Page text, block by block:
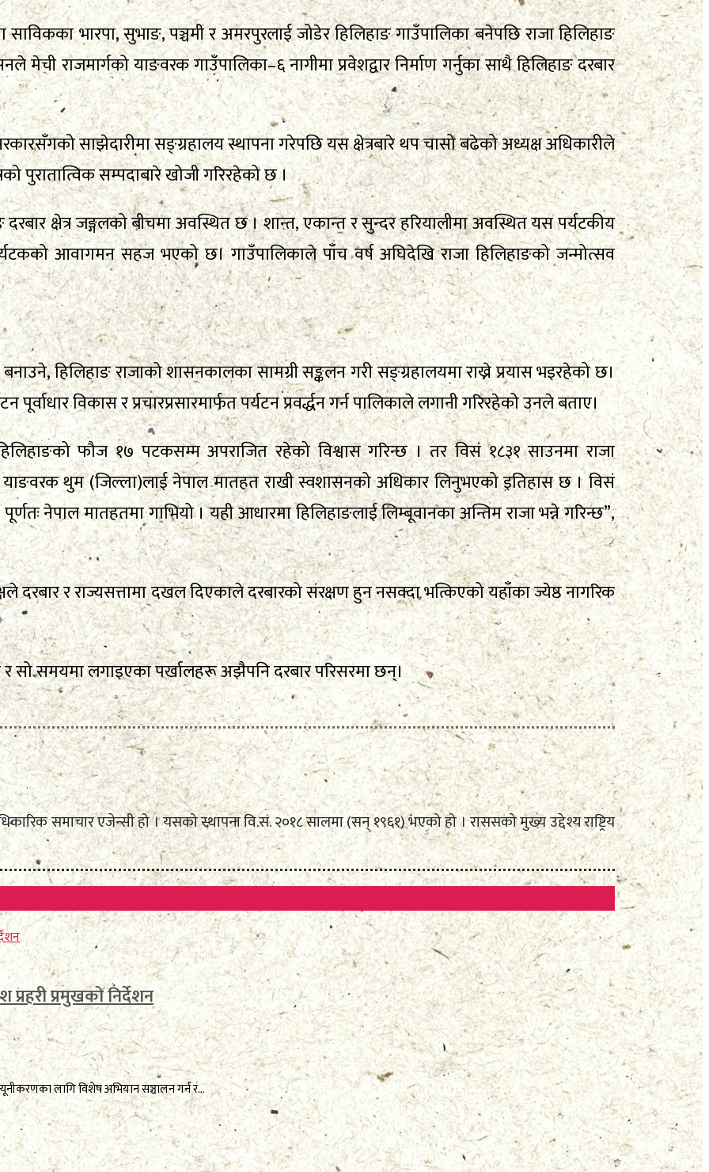
भारपा, सुभाङ, पञ्चमी र अमरपुरलाई जोडेर हिलिहाङ गाउँपालिका बनेपछि राजा हिलिहाङ
राजमार्गको याङवरक गाउँपालिका–६ नागीमा प्रवेशद्वार निर्माण गर्नुका साथै हिलिहाङ दरबार
साझेदारीमा सङ्ग्रहालय स्थापना गरेपछि यस क्षेत्रबारे थप चासो बढेको अध्यक्ष अधिकारीले
पुरातात्विक सम्पदाबारे खोजी गरिरहेको छ ।
क्षेत्र जङ्गलको बीचमा अवस्थित छ । शान्त, एकान्त र सुन्दर हरियालीमा अवस्थित यस पर्यटकीय
आवागमन सहज भएको छ। गाउँपालिकाले पाँच वर्ष अघिदेखि राजा हिलिहाङको जन्मोत्सव
हिलिहाङ राजाको शासनकालका सामग्री सङ्कलन गरी सङ्ग्रहालयमा राख्ने प्रयास भइरहेको छ।
पूर्वाधार विकास र प्रचारप्रसारमार्फत पर्यटन प्रवर्द्धन गर्न पालिकाले लगानी गरिरहेको उनले बताए।
फौज १७ पटकसम्म अपराजित रहेको विश्वास गरिन्छ । तर विसं १८३१ साउनमा राजा
थुम (जिल्ला)लाई नेपाल मातहत राखी स्वशासनको अधिकार लिनुभएको इतिहास छ । विसं
नेपाल मातहतमा गाभियो । यही आधारमा हिलिहाङलाई लिम्बूवानका अन्तिम राजा भन्ने गरिन्छ”,
दरबार र राज्यसत्तामा दखल दिएकाले दरबारको संरक्षण हुन नसक्दा भत्किएको यहाँका ज्येष्ठ नागरिक
र सो समयमा लगाइएका पर्खालहरू अझैपनि दरबार परिसरमा छन्।
समाचार एजेन्सी हो । यसको स्थापना वि.सं. २०१८ सालमा (सन् १९६१) भएको हो । राससको मुख्य उद्देश्य राष्ट्रिय
प्रहरी प्रमुखको निर्देशन
लागि विशेष अभियान सञ्चालन गर्न र...